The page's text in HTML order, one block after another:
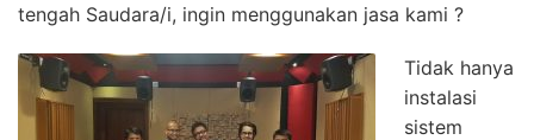
tengah Saudara/i, ingin menggunakan jasa kami ?
Tidak hanya
instalasi
sistem